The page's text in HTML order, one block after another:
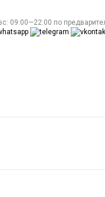
09:00—22:00 по